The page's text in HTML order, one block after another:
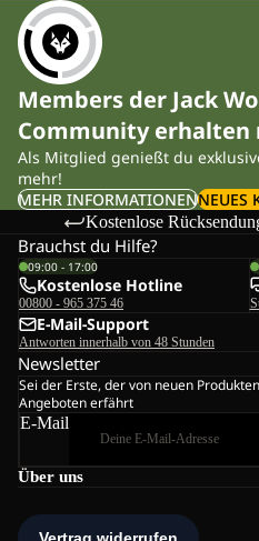
Members der Jack
Community erhalten
Als Mitglied genießt du
mehr!
MEHR INFORMATIONENNEUES
Kostenlose
Über uns
Brauchst du Hilfe?
09:00 - 17:00
Kostenlose Hotline
00800 - 965 375 46
E-Mail-Support
Antworten innerhalb von 48 Stunden
Newsletter
Sei der Erste, der von neuen
Angeboten erfährt
E-Mail